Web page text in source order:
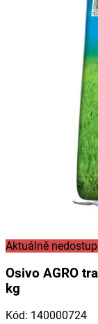
Aktuálně
Osivo AGRO
kg
Kód: 140000724